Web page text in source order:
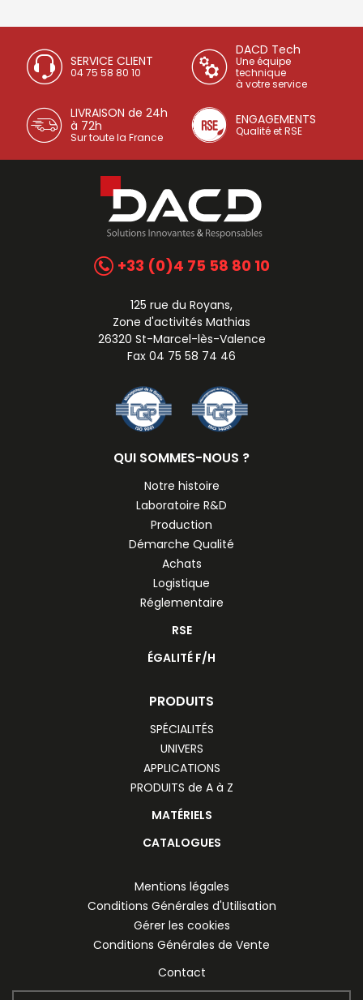
SERVICE CLIENT
04 75 58 80 10
DACD Tech
Une équipe
technique
à votre service
LIVRAISON de 24h
à 72h
Sur toute la France
ENGAGEMENTS
Qualité et RSE
+33 (0)4 75 58 80 10
125 rue du Royans,
Zone d'activités Mathias
26320 St-Marcel-lès-Valence
Fax 04 75 58 74 46
QUI SOMMES-NOUS ?
Notre histoire
Laboratoire R&D
Production
Démarche Qualité
Achats
Logistique
Réglementaire
RSE
ÉGALITÉ F/H
PRODUITS
SPÉCIALITÉS
UNIVERS
APPLICATIONS
PRODUITS de A à Z
MATÉRIELS
CATALOGUES
Mentions légales
Conditions Générales d'Utilisation
Gérer les cookies
Conditions Générales de Vente
Contact